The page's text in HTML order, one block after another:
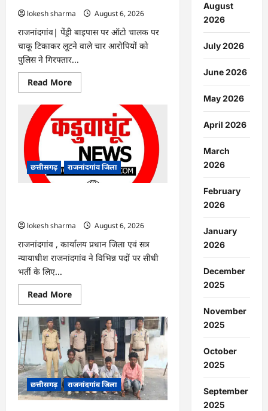
lokesh sharma
August 6, 2026
राजनांदगांव| पेंड्री बाइपास पर ऑटो चालक पर
चाकू टिकाकर लूटने वाले चार आरोपियों को
पुलिस ने गिरफ्तार...
Read MoreRead
more
ऑटो
चालक
को
लूटने
वाले
4
गिरफ्तार…
छत्तीसगढ़ राजनांदगांव जिला
lokesh sharma
August 6, 2026
राजनांदगांव , कार्यालय प्रधान जिला एवं सत्र
न्यायाधीश राजनांदगांव ने विभिन्न पदों पर सीधी
भर्ती के लिए...
Read MoreRead
more
राजनांदगांव
सीधी
भर्ती
के
लिए
जारी
विज्ञापन
में
संशोधन…
छत्तीसगढ़ राजनांदगांव जिला
August
2026
July 2026
June 2026
May 2026
April 2026
March
2026
February
2026
January
2026
December
2025
November
2025
October
2025
September
2025